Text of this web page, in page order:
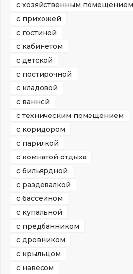
с хозяйственным помещением
с прихожей
с гостиной
с кабинетом
с детской
с постирочной
с кладовой
с ванной
с техническим помещением
с коридором
с парилкой
с комнатой отдыха
с бильярдной
с раздевалкой
с бассейном
с купальной
с предбанником
с дровником
с крыльцом
с навесом